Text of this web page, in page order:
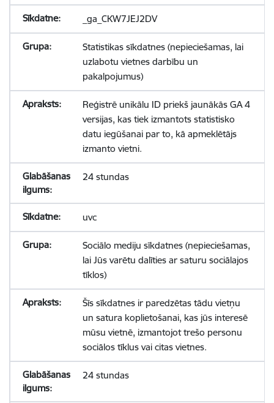
_ga_CKW7JEJ2DV
Statistikas sīkdatnes (nepieciešamas, lai
uzlabotu vietnes darbību un
pakalpojumus)
Reģistrē unikālu ID priekš jaunākās GA 4
versijas, kas tiek izmantots statistisko
datu iegūšanai par to, kā apmeklētājs
izmanto vietni.
24 stundas
uvc
Sociālo mediju sīkdatnes (nepieciešamas,
lai Jūs varētu dalīties ar saturu sociālajos
tīklos)
Šīs sīkdatnes ir paredzētas tādu vietņu
un satura koplietošanai, kas jūs interesē
mūsu vietnē, izmantojot trešo personu
sociālos tīklus vai citas vietnes.
24 stundas